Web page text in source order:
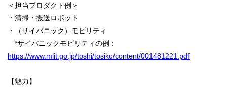
＜担当プロダクト例＞
・清掃・搬送ロボット
・（サイバニック）モビリティ
*サイバニックモビリティの例：
https://www.mlit.go.jp/toshi/tosiko/content/001481221.pdf
【魅力】